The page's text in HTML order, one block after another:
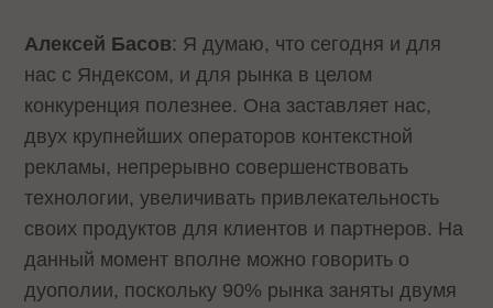
Алексей Басов: Я думаю, что сегодня и для
нас с Яндексом, и для рынка в целом
конкуренция полезнее. Она заставляет нас,
двух крупнейших операторов контекстной
рекламы, непрерывно совершенствовать
технологии, увеличивать привлекательность
своих продуктов для клиентов и партнеров. На
данный момент вполне можно говорить о
дуополии, поскольку 90% рынка заняты двумя